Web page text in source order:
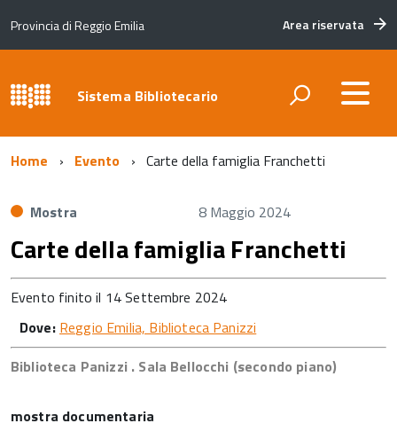
Provincia di Reggio Emilia Area riservata
Sistema Bibliotecario
Home Evento Carte della famiglia Franchetti
Mostra 8 Maggio 2024
Carte della famiglia Franchetti
Evento finito il 14 Settembre 2024
Dove: Reggio Emilia, Biblioteca Panizzi
Biblioteca Panizzi . Sala Bellocchi (secondo piano)
mostra documentaria